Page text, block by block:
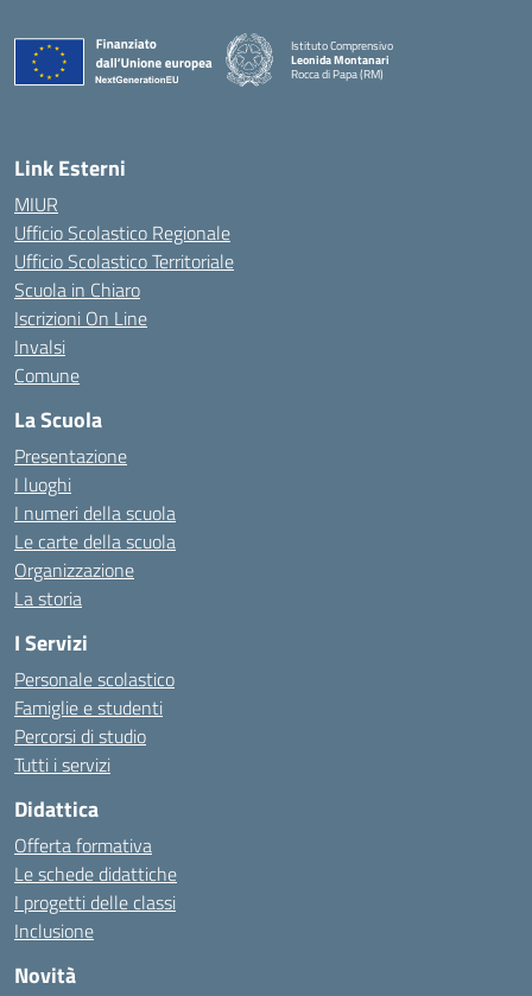
Istituto Comprensivo
Leonida Montanari
Rocca di Papa (RM)
— Visita la pagina iniziale della scuola
Link Esterni
MIUR
Ufficio Scolastico Regionale
Ufficio Scolastico Territoriale
Scuola in Chiaro
Iscrizioni On Line
Invalsi
Comune
La Scuola
Presentazione
I luoghi
I numeri della scuola
Le carte della scuola
Organizzazione
La storia
I Servizi
Personale scolastico
Famiglie e studenti
Percorsi di studio
Tutti i servizi
Didattica
Offerta formativa
Le schede didattiche
I progetti delle classi
Inclusione
Novità